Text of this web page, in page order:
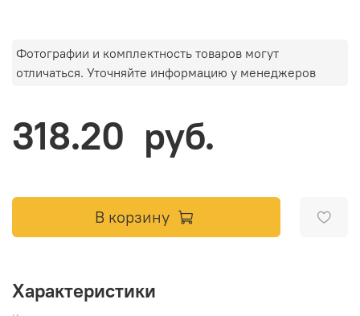
Фотографии и комплектность товаров могут
отличаться. Уточняйте информацию у менеджеров
318.20 руб.
В корзину
Характеристики